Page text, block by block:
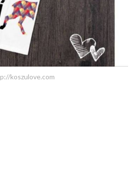
koszulove.com